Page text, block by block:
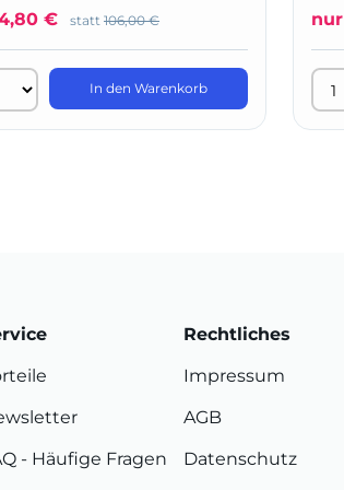
€ statt 106,00 €
In den Warenkorb
nur
- Häufige Fragen
Rechtliches
Impressum
AGB
Datenschutz